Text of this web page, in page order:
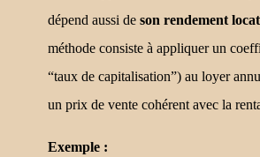
dépend aussi de son rendement
méthode consiste à appliquer un
“taux de capitalisation”) au loyer
un prix de vente cohérent avec la
Exemple :